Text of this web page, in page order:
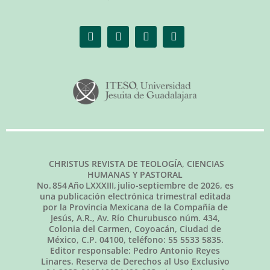
CHRISTUS REVISTA DE TEOLOGÍA, CIENCIAS
HUMANAS Y PASTORAL
No.854Año LXXXIII, julio-septiembre de 2026, es
una publicación electrónica trimestral editada
por la Provincia Mexicana de la Compañía de
Jesús, A.R., Av. Río Churubusco núm. 434,
Colonia del Carmen, Coyoacán, Ciudad de
México, C.P. 04100, teléfono: 55 5533 5835.
Editor responsable: Pedro Antonio Reyes
Linares. Reserva de Derechos al Uso Exclusivo